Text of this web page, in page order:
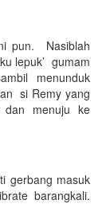
pun. Nasiblah
lepuk’ gumam
menunduk
si Remy yang
dan menuju ke
gerbang masuk
barangkali.